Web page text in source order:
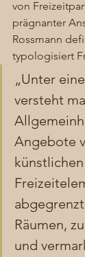
von
prägnanter
Rossmann
typologisiert
„Unter
versteht
Angebote
Räumen,
und